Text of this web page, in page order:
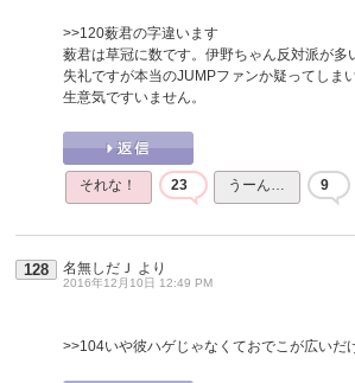
>>120薮君の字違います
薮君は草冠に数です。伊野ちゃん反対派が多
失礼ですが本当のJUMPファンか疑ってしまい
生意気ですいません。
それな！ 23 うーん… 9
128 名無しだＪ より
2016年12月10日 12:49 PM
>>104いや彼ハゲじゃなくておでこが広いだ